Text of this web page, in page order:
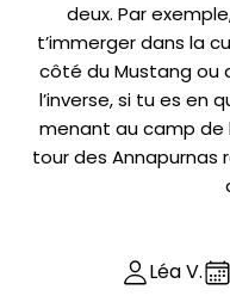
deux. Par
t’immerger dans la
côté du Mustang ou
l’inverse, si tu es en
menant au camp de
tour des
Léa V.